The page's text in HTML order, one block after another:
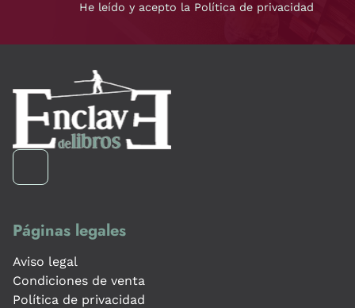
He leído y acepto la Política de privacidad
Páginas legales
Aviso legal
Condiciones de venta
Política de privacidad